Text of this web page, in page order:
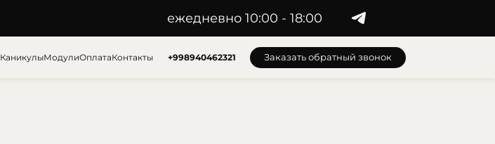
ежедневно 10:00 - 18:00
КаникулыМодулиОплатаКонтакты +998940462321 Заказать обратный звонок